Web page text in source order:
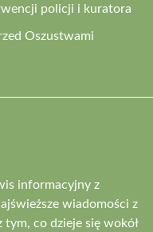
policji i kuratora
Oszustwami
informacyjny z
wiadomości z
tym, co dzieje się wokół